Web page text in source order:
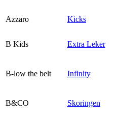
Azzaro
Kicks
B Kids Extra Leker
B-low the belt Infinity
B&CO Skoringen